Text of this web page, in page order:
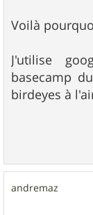
Voilà
J'utilise
basecamp
birdeyes à
andremaz